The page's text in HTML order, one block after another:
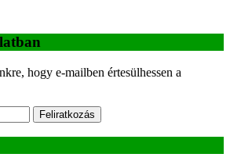
hogy e-mailben értesülhessen a
Feliratkozás